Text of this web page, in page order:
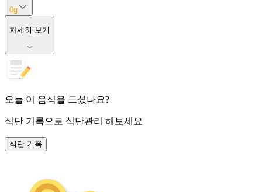
0g
자세히 보기
오늘 이 음식을 드셨나요?
식단 기록으로 식단관리 해보세요
식단 기록